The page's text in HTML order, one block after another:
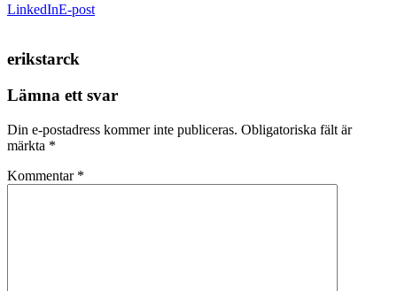
LinkedInE-post
erikstarck
Lämna ett svar
Din e-postadress kommer inte publiceras. Obligatoriska fält är
märkta *
Kommentar *